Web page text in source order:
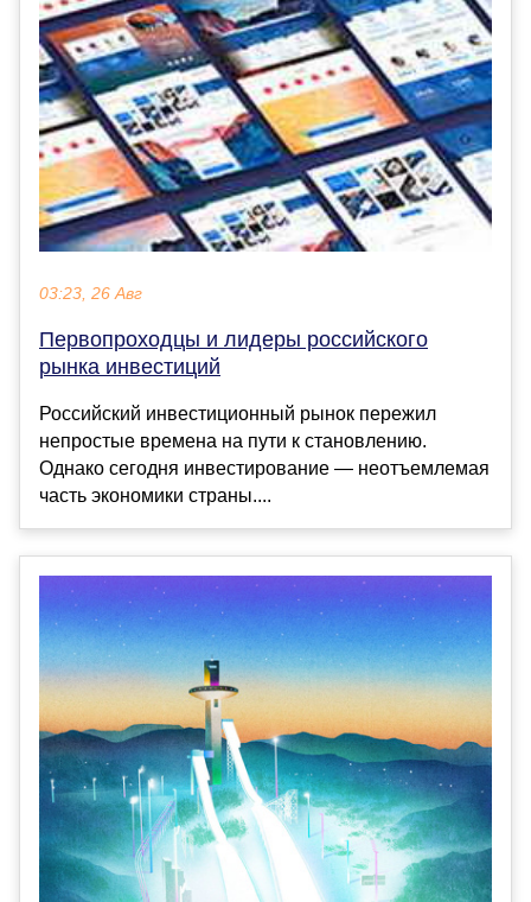
03:23, 26 Авг
Первопроходцы и лидеры российского
рынка инвестиций
Российский инвестиционный рынок пережил
непростые времена на пути к становлению.
Однако сегодня инвестирование — неотъемлемая
часть экономики страны....